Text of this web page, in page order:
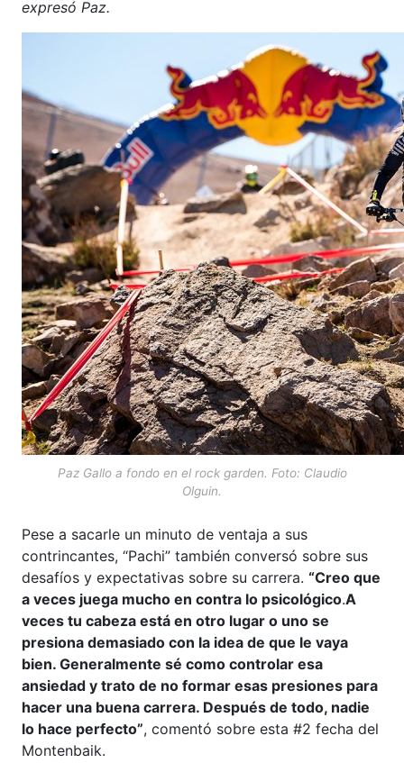
expresó Paz.
Paz Gallo a fondo en el rock garden. Foto: Claudio
Olguin.
Pese a sacarle un minuto de ventaja a sus
contrincantes, “Pachi” también conversó sobre sus
desafíos y expectativas sobre su carrera. “Creo que
a veces juega mucho en contra lo psicológico.A
veces tu cabeza está en otro lugar o uno se
presiona demasiado con la idea de que le vaya
bien. Generalmente sé como controlar esa
ansiedad y trato de no formar esas presiones para
hacer una buena carrera. Después de todo, nadie
lo hace perfecto”, comentó sobre esta #2 fecha del
Montenbaik.